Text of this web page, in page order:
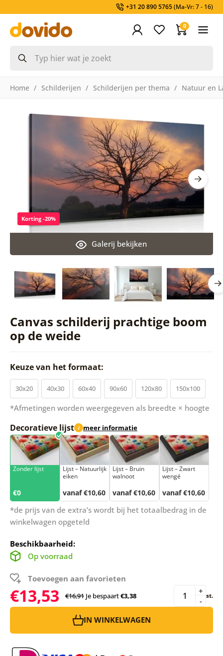
+31 20 890 5765(Ma-Vr: 7 - 16)
0
Home Schilderijen Schilderijen per thema Natuur en
Canvas schilderij prachtige boom
op de weide
Galerij bekijken
Korting -20%
Keuze van het formaat:
30x20 40x30 60x40 90x60 120x80 150x100
*Afmetingen worden weergegeven als breedte × hoogte
Decoratieve lijst i meer informatie
Zonder lijst
€0
Lijst – Natuurlijk
eiken
vanaf €10,60
Lijst – Bruin
walnoot
vanaf €10,60
Lijst – Zwart
wengé
vanaf €10,60
*de prijs van de extra’s wordt bij het totaalbedrag in de
winkelwagen opgeteld
Beschikbaarheid:
Op voorraad
Toevoegen aan favorieten
€13,53 €16,91 Je bespaart€3,38 -
+ st.
IN WINKELWAGEN